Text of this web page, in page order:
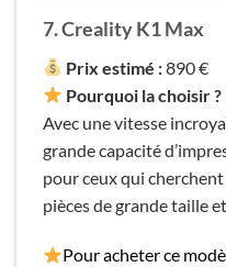
7. Creality K1 Max
Prix estimé :890 €
Pourquoi la choisir ?
Avec une vitesse
grande capacité
pour ceux qui
pièces de grande taille
Pour acheter ce